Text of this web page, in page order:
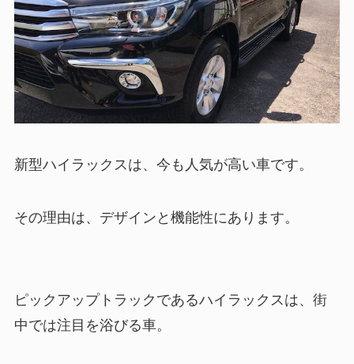
新型ハイラックスは、今も人気が高い車です。
その理由は、デザインと機能性にあります。
ピックアップトラックであるハイラックスは、街
中では注目を浴びる車。